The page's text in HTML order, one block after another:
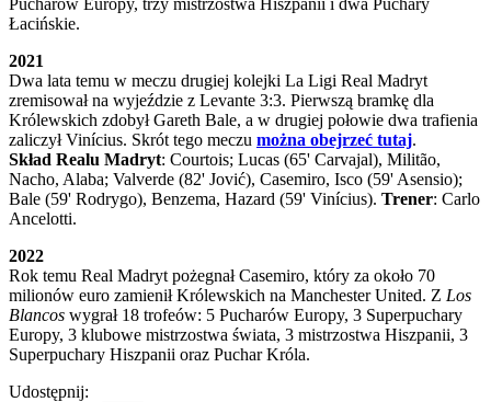
Łacińskie.
2021
Dwa lata temu w meczu drugiej kolejki La Ligi Real Madryt
zremisował na wyjeździe z Levante 3:3. Pierwszą bramkę dla
Królewskich zdobył Gareth Bale, a w drugiej połowie dwa trafienia
zaliczył Vinícius. Skrót tego meczu można obejrzeć tutaj.
Skład Realu Madryt: Courtois; Lucas (65' Carvajal), Militão,
Nacho, Alaba; Valverde (82' Jović), Casemiro, Isco (59' Asensio);
Bale (59' Rodrygo), Benzema, Hazard (59' Vinícius). Trener: Carlo
Ancelotti.
2022
Rok temu Real Madryt pożegnał Casemiro, który za około 70
milionów euro zamienił Królewskich na Manchester United. Z Los
Blancos wygrał 18 trofeów: 5 Pucharów Europy, 3 Superpuchary
Europy, 3 klubowe mistrzostwa świata, 3 mistrzostwa Hiszpanii, 3
Superpuchary Hiszpanii oraz Puchar Króla.
Udostępnij: